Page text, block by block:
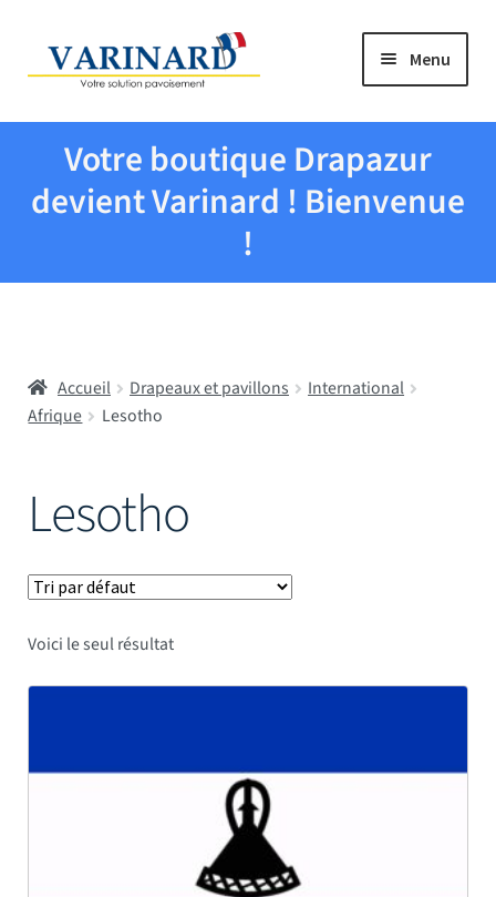
Aller à la navigation
Aller au contenu Menu
Tous les produits
Drapeaux et pavillons
Écoles
Mâts
Votre boutique Drapazur
devient Varinard ! Bienvenue
!
Accueil Drapeaux et pavillons
International
Afrique
Lesotho
Lesotho
Voici le seul résultat